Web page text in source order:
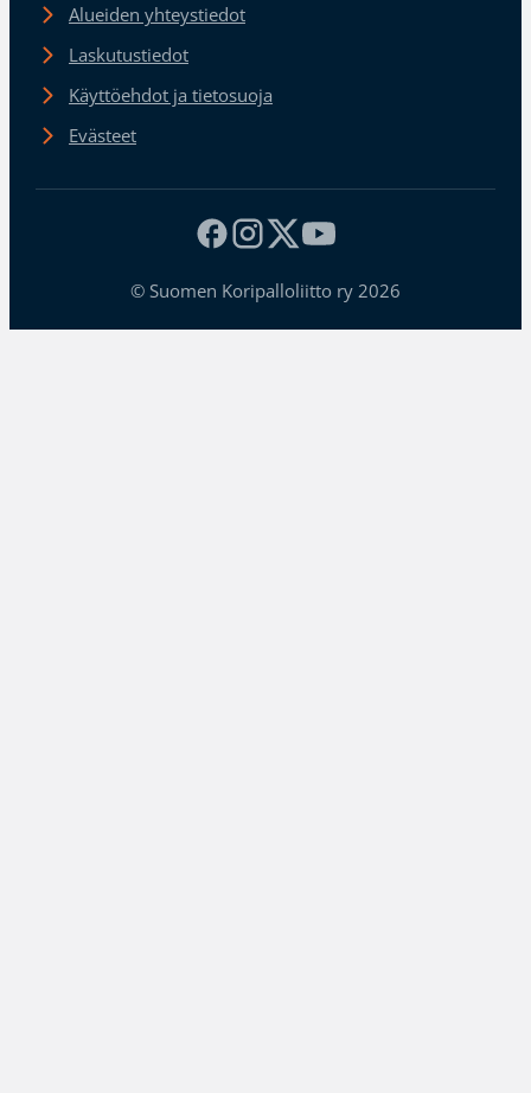
Alueiden yhteystiedot
Laskutustiedot
Käyttöehdot ja tietosuoja
Evästeet
© Suomen Koripalloliitto ry 2026